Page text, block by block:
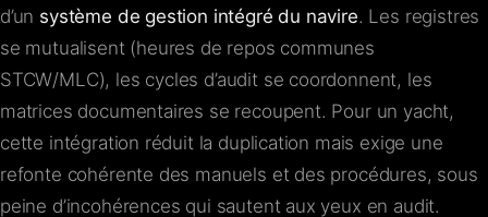
FR· EN · IT ES
d’un système de gestion intégré du navire. Les registres
se mutualisent (heures de repos communes
STCW/MLC), les cycles d’audit se coordonnent, les
matrices documentaires se recoupent. Pour un yacht,
cette intégration réduit la duplication mais exige une
refonte cohérente des manuels et des procédures, sous
peine d’incohérences qui sautent aux yeux en audit.